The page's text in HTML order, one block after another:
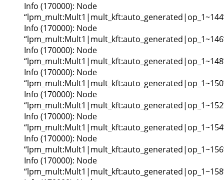
Info (170000): Node
Info (170000): Node
Info (170000): Node
Info (170000): Node
Info (170000): Node
Info (170000): Node
Info (170000): Node
Info (170000): Node